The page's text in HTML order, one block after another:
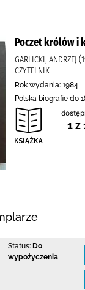
Poczet królów i
GARLICKI, ANDRZEJ
CZYTELNIK
Rok wydania: 1984
Polska biografie do
1 z
Status: Do
wypożyczenia